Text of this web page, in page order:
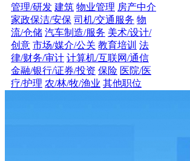
管理/研发 建筑 物业管理 房产中介
家政保洁/安保 司机/交通服务 物
流/仓储 汽车制造/服务 美术/设计/
创意 市场/媒介/公关 教育培训 法
律/财务/审计 计算机/互联网/通信
金融/银行/证券/投资 保险 医院/医
疗/护理 农/林/牧/渔业 其他职位